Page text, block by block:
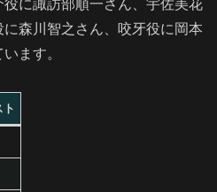
に諏訪部順一さん、宇佐美花
森川智之さん、咬牙役に岡本
ます。
ト